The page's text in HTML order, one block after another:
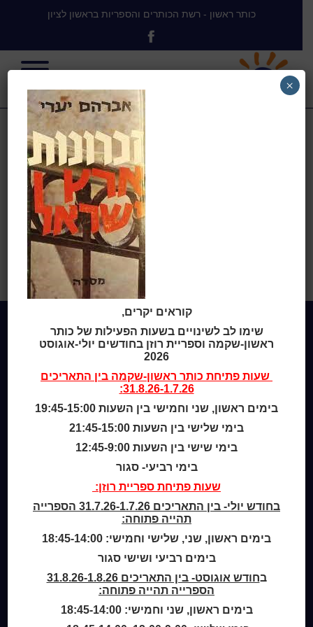
כותר ראשון - רשת הכותרים והספריות בראשון לציון
זכרונות ארץ
ישראל
עליית בני ביל”ו והתאחזותם
Home
מידע לנרשמים
שעות סיפור
קטלוג כותר ראשון
המומחה לשירותך
מדיניות הפרטיות
מדיניות שימוש בקבצי קוקיז (Cookies Policy)
קוראים יקרים,
שימו לב לשינויים בשעות הפעילות של כותר
ראשון-שקמה וספריית רוזן בחודשים יולי-אוגוסט
2026
שעות פתיחת כותר ראשון-שקמה בין התאריכים
31.8.26-1.7.26:
בימים ראשון, שני וחמישי בין השעות 19:45-15:00
בימי שלישי בין השעות 21:45-15:00
בימי שישי בין השעות 12:45-9:00
בימי רביעי- סגור
שעות פתיחת ספריית רוזן:
בחודש יולי- בין התאריכים 31.7.26-1.7.26 הספרייה
תהייה פתוחה:
בימים ראשון, שני, שלישי וחמישי: 18:45-14:00
בימים רביעי ושישי סגור
ב
חודש אוגוסט- בין התאריכים 31.8.26-1.8.26
הספרייה תהייה פתוחה:
בימים ראשון, שני וחמישי: 18:45-14:00
×